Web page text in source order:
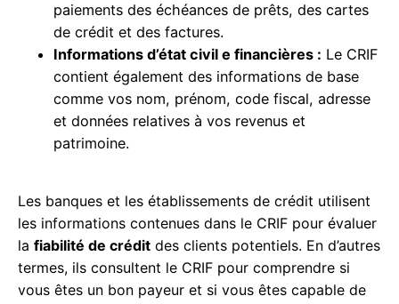
paiements des échéances de prêts, des cartes
de crédit et des factures.
Informations d’état civil e financières : Le CRIF
contient également des informations de base
comme vos nom, prénom, code fiscal, adresse
et données relatives à vos revenus et
patrimoine.
Les banques et les établissements de crédit utilisent
les informations contenues dans le CRIF pour évaluer
la fiabilité de crédit des clients potentiels. En d’autres
termes, ils consultent le CRIF pour comprendre si
vous êtes un bon payeur et si vous êtes capable de